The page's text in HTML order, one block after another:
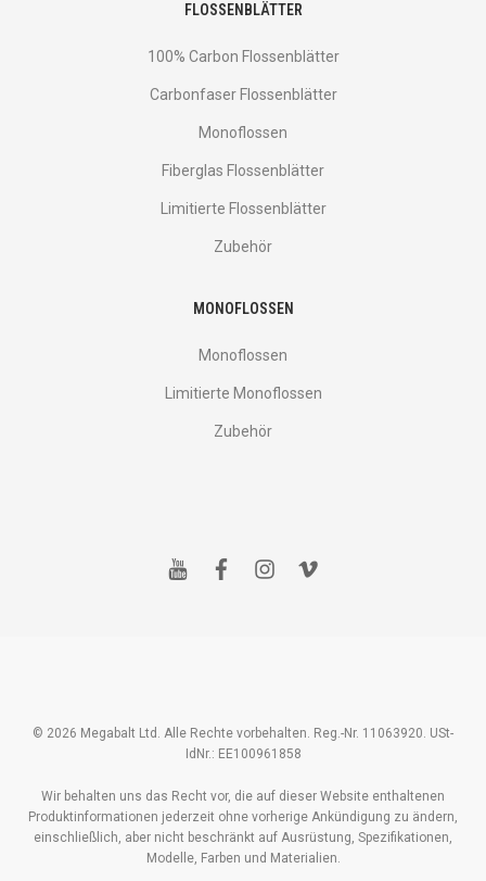
FLOSSENBLÄTTER
100% Carbon Flossenblätter
Carbonfaser Flossenblätter
Monoflossen
Fiberglas Flossenblätter
Limitierte Flossenblätter
Zubehör
MONOFLOSSEN
Monoflossen
Limitierte Monoflossen
Zubehör
y f i v
© 2026 Megabalt Ltd. Alle Rechte vorbehalten. Reg.-Nr. 11063920. USt-
IdNr.: EE100961858
Wir behalten uns das Recht vor, die auf dieser Website enthaltenen
Produktinformationen jederzeit ohne vorherige Ankündigung zu ändern,
einschließlich, aber nicht beschränkt auf Ausrüstung, Spezifikationen,
Modelle, Farben und Materialien.